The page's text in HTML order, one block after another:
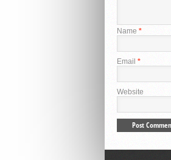
Name *
Email *
Website